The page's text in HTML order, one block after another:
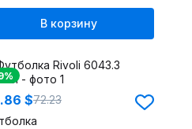
В корзину
$72.23